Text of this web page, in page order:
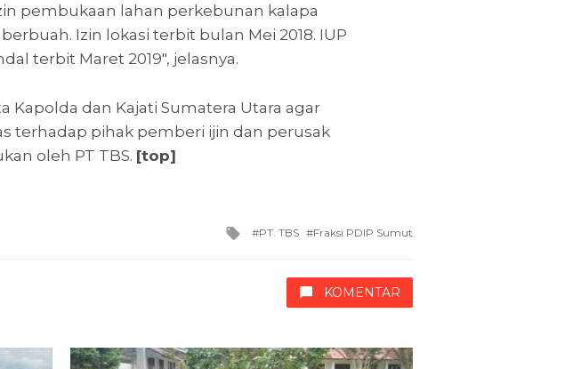
pembukaan lahan perkebunan kalapa
Izin lokasi terbit bulan Mei 2018. IUP
terbit Maret 2019", jelasnya.
Kapolda dan Kajati Sumatera Utara agar
terhadap pihak pemberi ijin dan perusak
oleh PT TBS. [top]
Tagged
PT. TBS Fraksi PDIP Sumut
KOMENTAR